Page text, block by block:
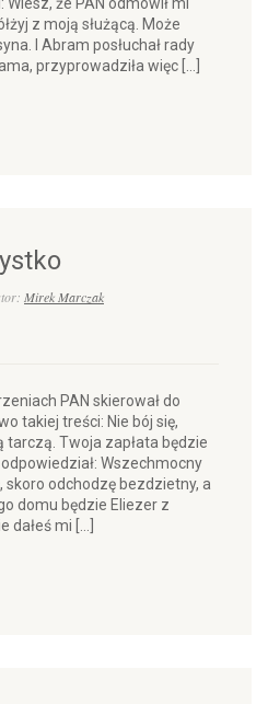
z moją służącą. Może
I Abram posłuchał rady
przyprowadziła więc […]
Mirek Marczak
PAN skierował do
takiej treści: Nie bój się,
Twoja zapłata będzie
Wszechmocny
skoro odchodzę bezdzietny, a
domu będzie Eliezer z
dałeś mi […]